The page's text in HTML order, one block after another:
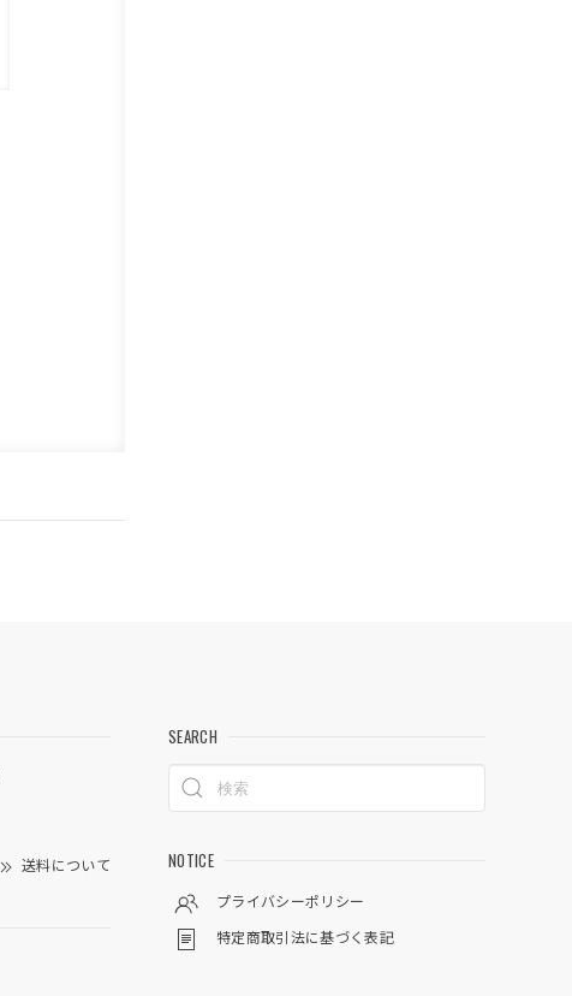
送料について
SEARCH
NOTICE
プライバシーポリシー
特定商取引法に基づく表記